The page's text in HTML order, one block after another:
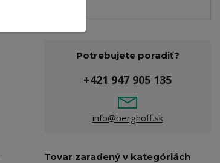
Potrebujete poradiť?
+421 947 905 135
info@berghoff.sk
Tovar zaradený v kategóriách